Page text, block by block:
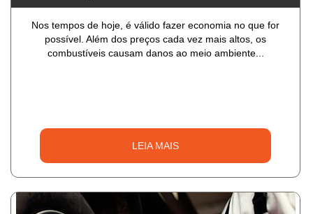
Nos tempos de hoje, é válido fazer economia no que for
possível. Além dos preços cada vez mais altos, os
combustíveis causam danos ao meio ambiente...
LEIA MAIS